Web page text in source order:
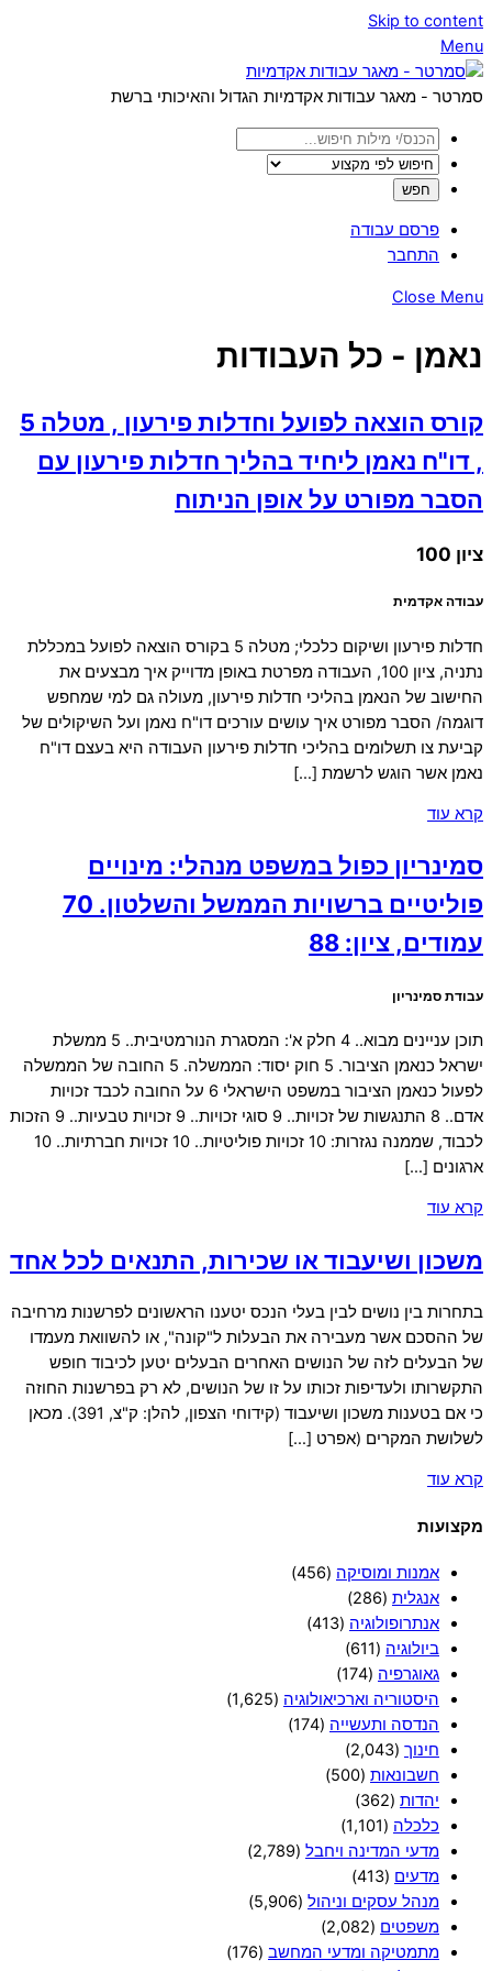
Skip to content
Menu
סמרטר - מאגר עבודות אקדמיות הגדול והאיכותי ברשת
פרסם עבודה
התחבר
Close Menu
נאמן - כל העבודות
קורס הוצאה לפועל וחדלות פירעון , מטלה 5
, דו"ח נאמן ליחיד בהליך חדלות פירעון עם
הסבר מפורט על אופן הניתוח
ציון 100
עבודה אקדמית
חדלות פירעון ושיקום כלכלי; מטלה 5 בקורס הוצאה לפועל במכללת
נתניה, ציון 100, העבודה מפרטת באופן מדוייק איך מבצעים את
החישוב של הנאמן בהליכי חדלות פירעון, מעולה גם למי שמחפש
דוגמה/ הסבר מפורט איך עושים עורכים דו"ח נאמן ועל השיקולים של
קביעת צו תשלומים בהליכי חדלות פירעון העבודה היא בעצם דו"ח
נאמן אשר הוגש לרשמת […]
קרא עוד
סמינריון כפול במשפט מנהלי: מינויים
פוליטיים ברשויות הממשל והשלטון. 70
עמודים, ציון: 88
עבודת סמינריון
תוכן עניינים מבוא.. 4 חלק א': המסגרת הנורמטיבית.. 5 ממשלת
ישראל כנאמן הציבור. 5 חוק יסוד: הממשלה. 5 החובה של הממשלה
לפעול כנאמן הציבור במשפט הישראלי 6 על החובה לכבד זכויות
אדם.. 8 התנגשות של זכויות.. 9 סוגי זכויות.. 9 זכויות טבעיות.. 9 הזכות
לכבוד, שממנה נגזרות: 10 זכויות פוליטיות.. 10 זכויות חברתיות.. 10
ארגונים […]
קרא עוד
משכון ושיעבוד או שכירות, התנאים לכל אחד
בתחרות בין נושים לבין בעלי הנכס יטענו הראשונים לפרשנות מרחיבה
של ההסכם אשר מעבירה את הבעלות ל"קונה", או להשוואת מעמדו
של הבעלים לזה של הנושים האחרים הבעלים יטען לכיבוד חופש
התקשרותו ולעדיפות זכותו על זו של הנושים, לא רק בפרשנות החוזה
כי אם בטענות משכון ושיעבוד (קידוחי הצפון, להלן: ק"צ, 391). מכאן
לשלושת המקרים (אפרט […]
קרא עוד
מקצועות
אמנות ומוסיקה (456)
אנגלית (286)
אנתרופולוגיה (413)
ביולוגיה (611)
גאוגרפיה (174)
היסטוריה וארכיאולוגיה (1,625)
הנדסה ותעשייה (174)
חינוך (2,043)
חשבונאות (500)
יהדות (362)
כלכלה (1,101)
מדעי המדינה ויחבל (2,789)
מדעים (413)
מנהל עסקים וניהול (5,906)
משפטים (2,082)
מתמטיקה ומדעי המחשב (176)